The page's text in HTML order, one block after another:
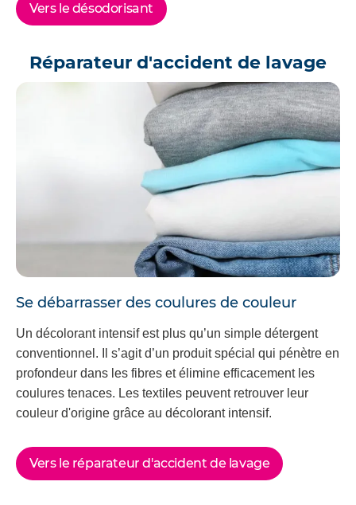
Vers le désodorisant
Réparateur d'accident de lavage
Se débarrasser des coulures de couleur
Un décolorant intensif est plus qu’un simple détergent
conventionnel. Il s’agit d’un produit spécial qui pénètre en
profondeur dans les fibres et élimine efficacement les
coulures tenaces. Les textiles peuvent retrouver leur
couleur d'origine grâce au décolorant intensif.
Vers le réparateur d'accident de lavage